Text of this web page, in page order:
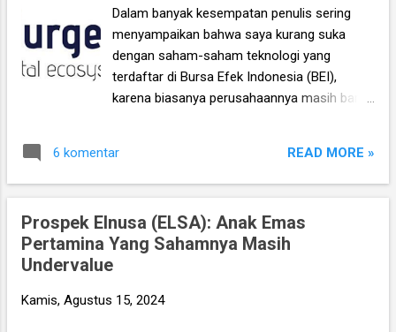
semingguan ini indeks harga saham
gabungan (IHSG) sukses tembus level
7,500an yang merupakan level tertingginya
dalam sejarah, atau istilahnya all time high
(ATH). Dan memang saham-saham juga
ini, termasuk yang pernah kita bahas seperti
Dalam banyak kesempatan penulis sering
menyampaikan bahwa saya kurang suka
dengan saham-saham teknologi yang
terdaftar di Bursa Efek Indonesia (BEI),
karena biasanya perusahaannya masih baru/
mahal (karena baru IPO). Namun demikian
jika di kemudian hari perusahaan yang
bersih yang besar, sedangkan harga
sahamnya juga turun ke level tertentu di
mana valuasinya menjadi murah atau
akan meliriknya. Nah, dalam hal inilah saya
6 komentar READ MORE »
Prospek Elnusa (ELSA): Anak Emas
Pertamina Yang Sahamnya Masih
Undervalue
Kamis, Agustus 15, 2024